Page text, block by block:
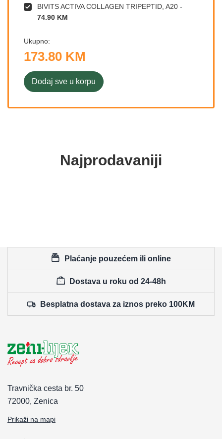
BIVITS ACTIVA COLLAGEN TRIPEPTID, A20 -
74.90 KM
Ukupno:
173.80 KM
Dodaj sve u korpu
Najprodavaniji
Plaćanje pouzećem ili online
Dostava u roku od 24-48h
Besplatna dostava za iznos preko 100KM
Travnička cesta br. 50
72000, Zenica
Prikaži na mapi